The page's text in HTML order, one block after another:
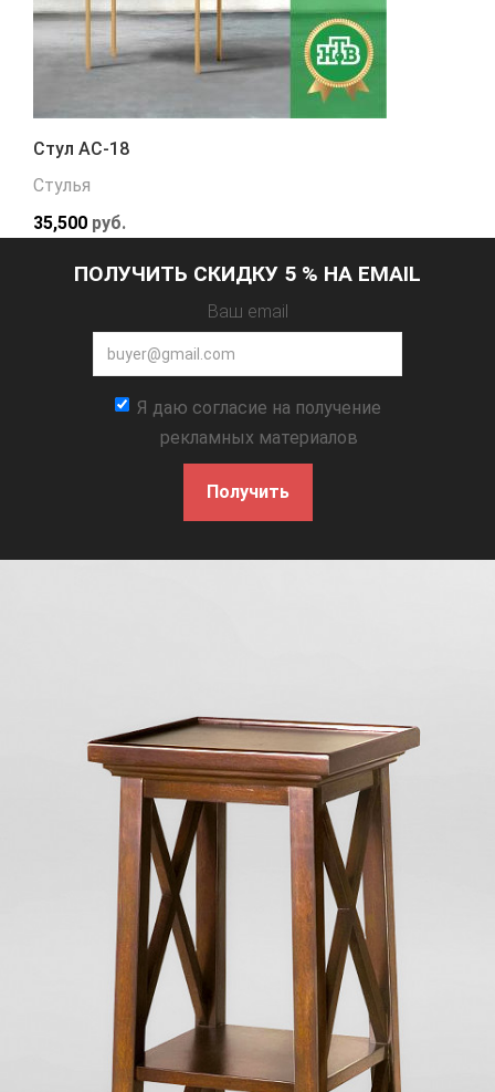
Стул АС-18
Стулья
35,500 руб.
ПОЛУЧИТЬ СКИДКУ 5 % НА EMAIL
Ваш email
Я даю согласие на получение
рекламных материалов
Получить